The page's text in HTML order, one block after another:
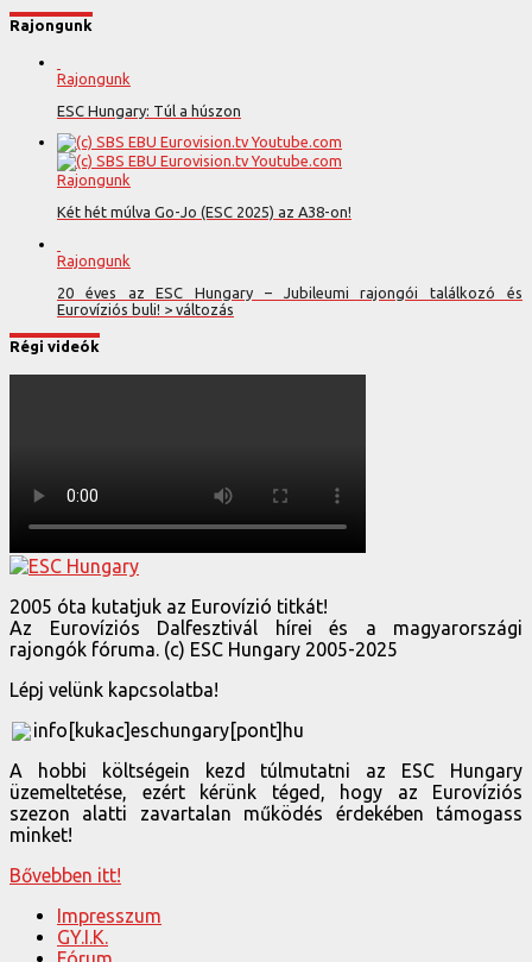
Rajongunk
Rajongunk
ESC Hungary: Túl a húszon
Rajongunk
Két hét múlva Go-Jo (ESC 2025) az A38-on!
Rajongunk
20 éves az ESC Hungary – Jubileumi rajongói találkozó és
Eurovíziós buli! > változás
Régi videók
2005 óta kutatjuk az Eurovízió titkát!
Az Eurovíziós Dalfesztivál hírei és a magyarországi
rajongók fóruma. (c) ESC Hungary 2005-2025
Lépj velünk kapcsolatba!
info[kukac]eschungary[pont]hu
A hobbi költségein kezd túlmutatni az ESC Hungary
üzemeltetése, ezért kérünk téged, hogy az Eurovíziós
szezon alatti zavartalan működés érdekében támogass
minket!
Bővebben itt!
Impresszum
GY.I.K.